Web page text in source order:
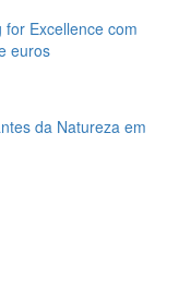
Excellence com
euros
da Natureza em